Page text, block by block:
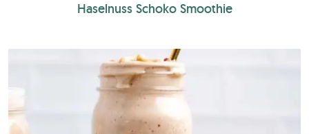
Haselnuss Schoko Smoothie